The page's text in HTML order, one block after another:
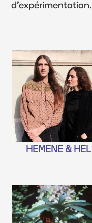
d’expérimentation.
HEMENE & HEL